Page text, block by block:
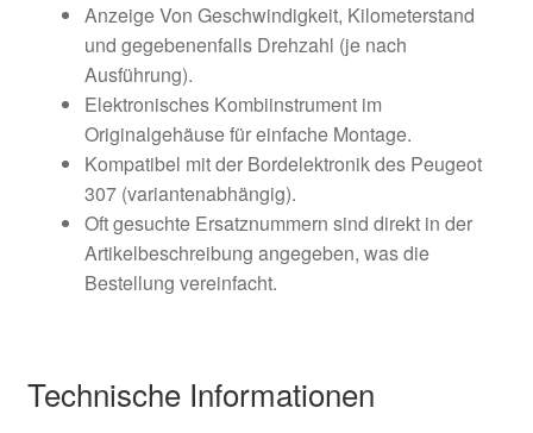
Anzeige Von Geschwindigkeit, Kilometerstand
und gegebenenfalls Drehzahl (je nach
Ausführung).
Elektronisches Kombiinstrument im
Originalgehäuse für einfache Montage.
Kompatibel mit der Bordelektronik des Peugeot
307 (variantenabhängig).
Oft gesuchte Ersatznummern sind direkt in der
Artikelbeschreibung angegeben, was die
Bestellung vereinfacht.
Technische Informationen